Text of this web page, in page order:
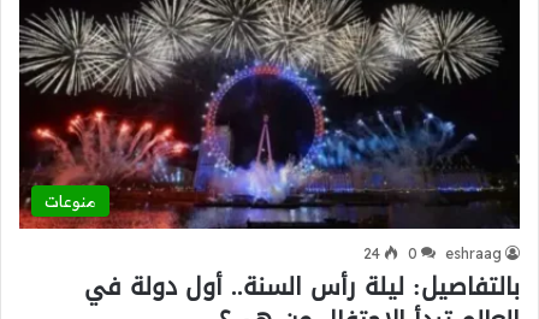
منوعات
eshraag
0
24
بالتفاصيل: ليلة رأس السنة.. أول دولة في